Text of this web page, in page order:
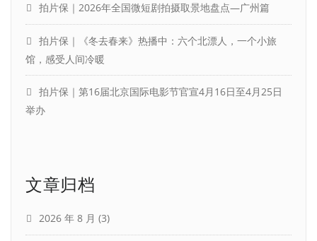
拍片保｜2026年全国微短剧拍摄取景地盘点—广州篇
拍片保｜《冬去春来》热播中：六个北漂人，一个小旅
馆，感受人间冷暖
拍片保｜第16届北京国际电影节官宣4月16日至4月25日
举办
文章归档
2026 年 8 月 (3)